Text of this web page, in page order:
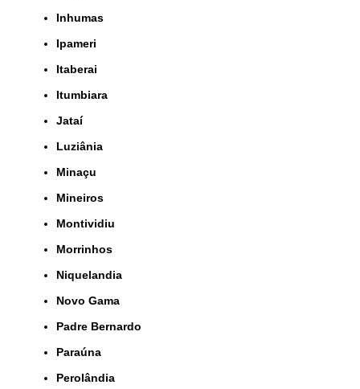
Inhumas
Ipameri
Itaberai
Itumbiara
Jataí
Luziânia
Minaçu
Mineiros
Montividiu
Morrinhos
Niquelandia
Novo Gama
Padre Bernardo
Paraúna
Perolândia